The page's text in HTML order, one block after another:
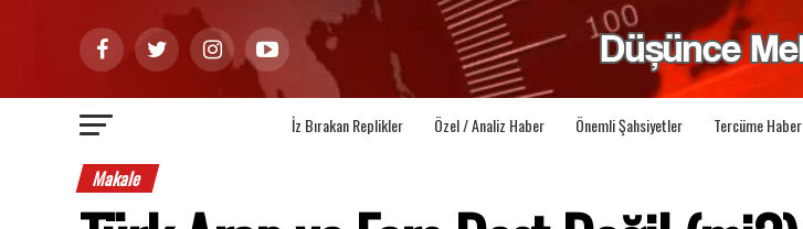
İz Bırakan Replikler Özel / Analiz Haber Önemli Şahsiyetler Tercüme Haber
Makale